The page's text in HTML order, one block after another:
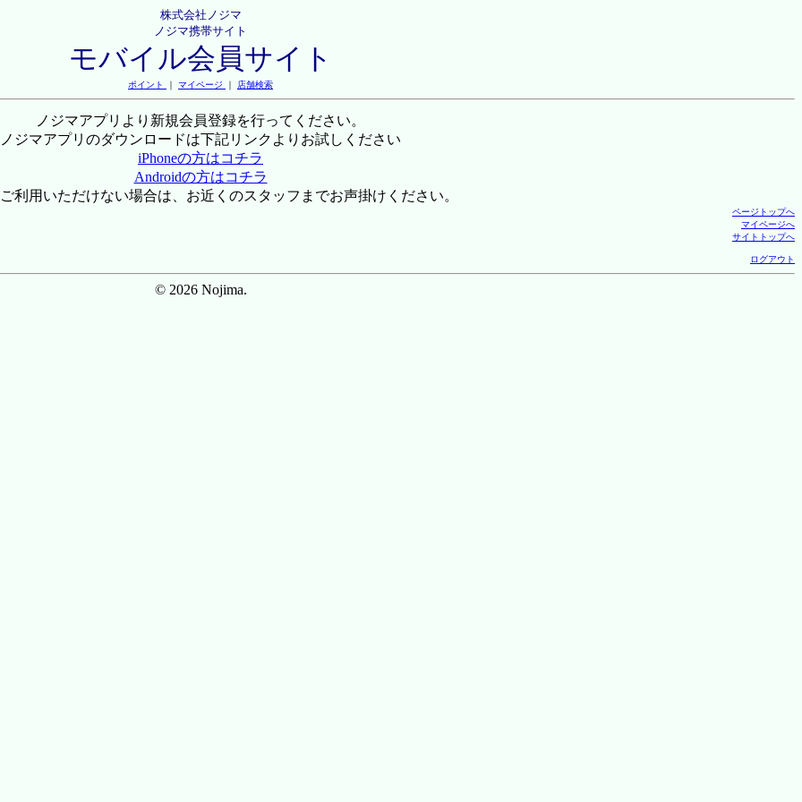
株式会社ノジマ
ノジマ携帯サイト
モバイル会員サイト
ポイント ｜ マイページ ｜ 店舗検索
ノジマアプリより新規会員登録を行ってください。
ノジマアプリのダウンロードは下記リンクよりお試しください
iPhoneの方はコチラ
Androidの方はコチラ
利用いただけない場合は、お近くのスタッフまでお声掛けください。
ページトップへ
マイページへ
サイトトップへ
ログアウト
© 2026 Nojima.